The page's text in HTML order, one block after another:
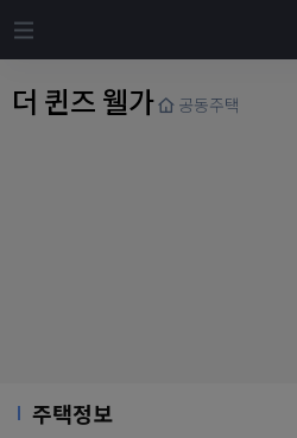
더 퀸즈 웰가 공동주택
주택정보